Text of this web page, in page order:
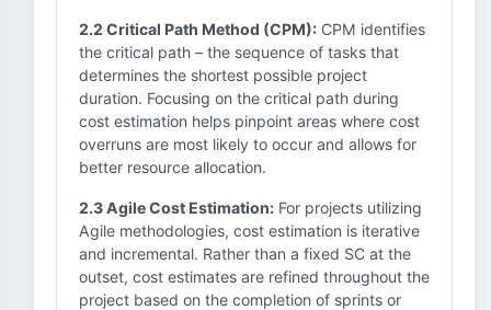
2.2 Critical Path Method (CPM): CPM identifies
the critical path – the sequence of tasks that
determines the shortest possible project
duration. Focusing on the critical path during
cost estimation helps pinpoint areas where cost
overruns are most likely to occur and allows for
better resource allocation.
2.3 Agile Cost Estimation: For projects utilizing
Agile methodologies, cost estimation is iterative
and incremental. Rather than a fixed SC at the
outset, cost estimates are refined throughout the
project based on the completion of sprints or